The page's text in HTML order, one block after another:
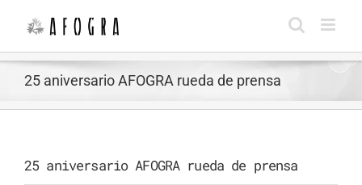
contenido
25 aniversario AFOGRA rueda de prensa
25 aniversario AFOGRA rueda de prensa